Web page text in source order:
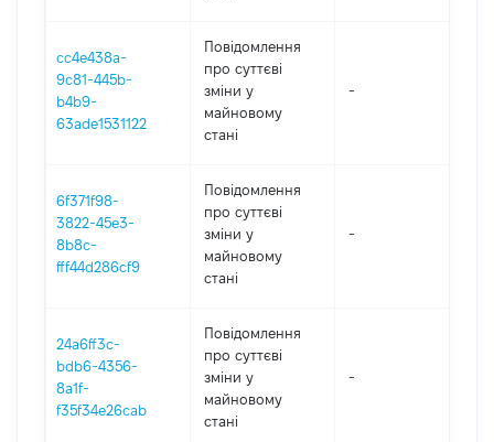
cc4e438a-
9c81-445b-
b4b9-
63ade1531122
Повідомлення
про суттєві
зміни y
майновому
стані
-
6f371f98-
3822-45e3-
8b8c-
fff44d286cf9
Повідомлення
про суттєві
зміни y
майновому
стані
-
24a6ff3c-
bdb6-4356-
8a1f-
f35f34e26cab
Повідомлення
про суттєві
зміни y
майновому
стані
-